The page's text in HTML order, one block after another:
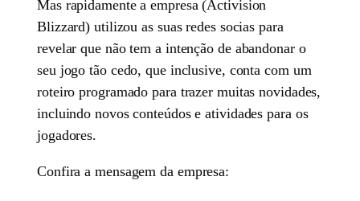
Mas rapidamente a empresa (Activision
Blizzard) utilizou as suas redes socias para
revelar que não tem a intenção de abandonar o
seu jogo tão cedo, que inclusive, conta com um
roteiro programado para trazer muitas novidades,
incluindo novos conteúdos e atividades para os
jogadores.
Confira a mensagem da empresa: